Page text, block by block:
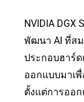
NVIDIA
พัฒนา AI ที่ส
ประกอบฮาร์
ออกแบบมาเ
ตั้งแต่การออ